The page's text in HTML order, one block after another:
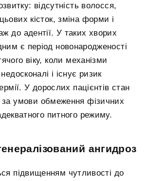
відсутність волосся,
кісток, зміна форми і
аж до адентії. У таких хворих
є період новонародженості
віку, коли механізми
і існує ризик
У дорослих пацієнтів стан
за умови обмеження фізичних
питного режиму.
ангидроз
підвищенням чутливості до